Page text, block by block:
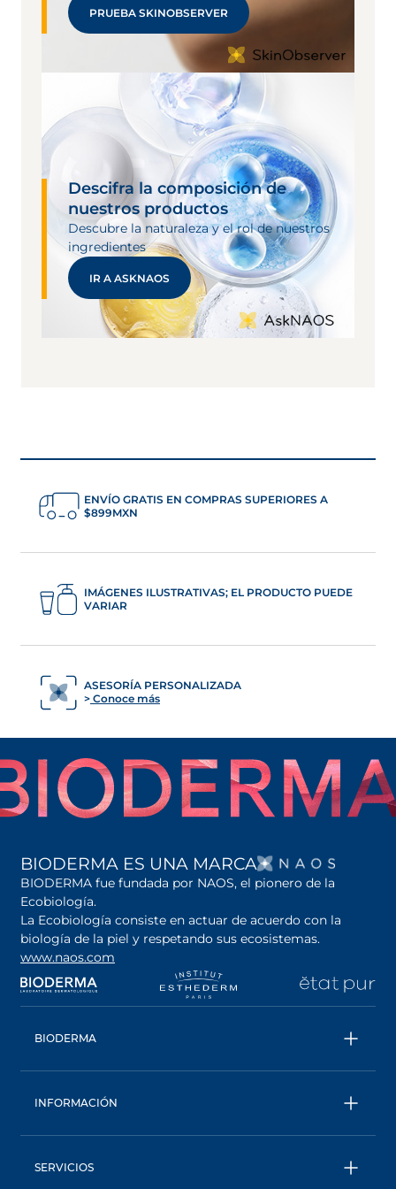
PRUEBA SKINOBSERVER
Descifra la composición de
nuestros productos
Descubre la naturaleza y el rol de nuestros
ingredientes
IR A ASKNAOS
ENVÍO GRATIS EN COMPRAS SUPERIORES A
$899MXN
IMÁGENES ILUSTRATIVAS; EL PRODUCTO PUEDE
VARIAR
ASESORÍA PERSONALIZADA
Conoce más
BIODERMA ES UNA MARCA SE
BIODERMA fue fundada por NAOS, el pionero de la
Ecobiología.
La Ecobiología consiste en actuar de acuerdo con la
biología de la piel y respetando sus ecosistemas.
www.naos.com
se abre en una pestaña nueva
se abre en una
BIODERMA
Conoce más sobre la marca
Consejo Experto
INFORMACIÓN
Seguimiento de pedidos
SERVICIOS